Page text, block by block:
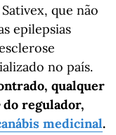
que não
epilepsias
no país.
qualquer
do regulador,
medicinal.